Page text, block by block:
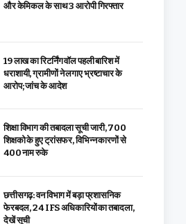
और केमिकल के साथ 3 आरोपी गिरफ्तार
19 लाख का रिटर्निंग वॉल पहली बारिश में
धराशायी, ग्रामीणों ने लगाए भ्रष्टाचार के
आरोप; जांच के आदेश
शिक्षा विभाग की तबादला सूची जारी, 700
शिक्षको के हुए ट्रांसफर, विभिन्न कारणों से
400 नाम रुके
छत्तीसगढ़: वन विभाग में बड़ा प्रशासनिक
फेरबदल, 24 IFS अधिकारियों का तबादला,
देखें सूची